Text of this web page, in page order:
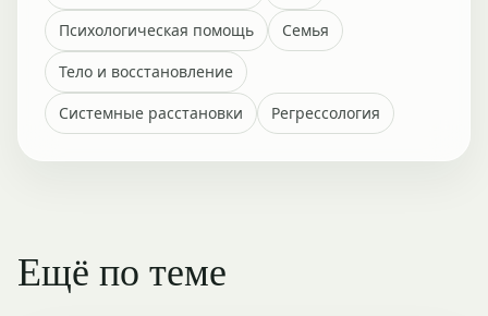
Психологическая помощь
Семья
Тело и восстановление
Системные расстановки
Регрессология
Ещё по теме